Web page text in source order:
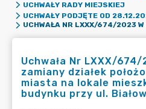
UCHWAŁY RADY MIEJSKIEJ
UCHWAŁY PODJĘTE OD
Uchwała Nr LXXX/
zamiany działek
miasta na lokale
budynku przy ul.